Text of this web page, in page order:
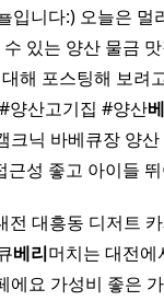
입니다:) 오늘은 멀
있는 양산 물금
해 포스팅해 보려
양산고기집 #양산
크닉 바베큐장 양산
근성 좋고 아이들
전 대흥동 디저트
베리머치는 대전에
에요 가성비 좋은